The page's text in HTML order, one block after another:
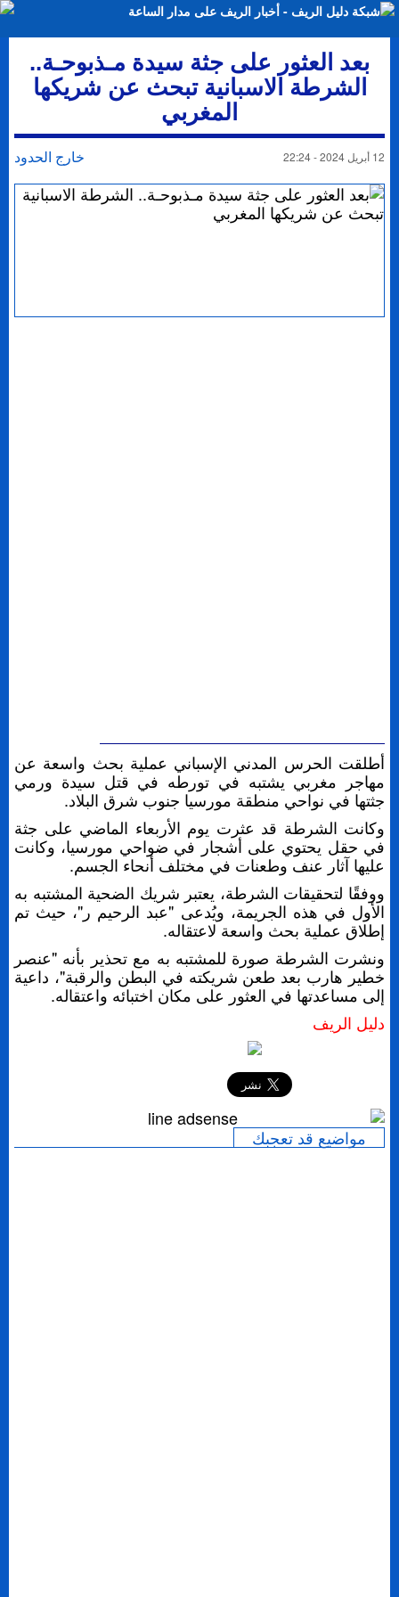
بعد العثور على جثة سيدة مـذبوحـة..
الشرطة الاسبانية تبحث عن شريكها
المغربي
خارج الحدود 12 أبريل 2024 - 22:24
أطلقت الحرس المدني الإسباني عملية بحث واسعة عن
مهاجر مغربي يشتبه في تورطه في قتل سيدة ورمي
جثتها في نواحي منطقة مورسيا جنوب شرق البلاد.
وكانت الشرطة قد عثرت يوم الأربعاء الماضي على جثة
في حقل يحتوي على أشجار في ضواحي مورسيا، وكانت
عليها آثار عنف وطعنات في مختلف أنحاء الجسم.
ووفقًا لتحقيقات الشرطة، يعتبر شريك الضحية المشتبه به
الأول في هذه الجريمة، ويُدعى "عبد الرحيم ر"، حيث تم
إطلاق عملية بحث واسعة لاعتقاله.
ونشرت الشرطة صورة للمشتبه به مع تحذير بأنه "عنصر
خطير هارب بعد طعن شريكته في البطن والرقبة"، داعية
إلى مساعدتها في العثور على مكان اختبائه واعتقاله.
دليل الريف
مواضيع قد تعجبك